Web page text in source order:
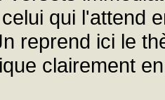
qui l'attend
reprend ici le
clairement